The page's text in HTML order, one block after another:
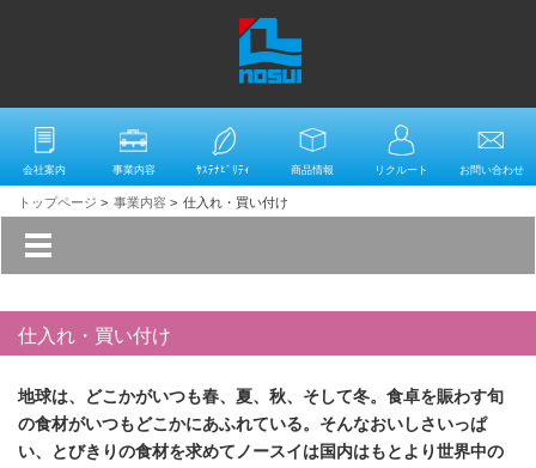
会社案内 事業内容 ｻｽﾃﾅﾋﾞﾘﾃｨ 商品情報 リクルート お問い合わせ
トップページ > 事業内容 > 仕入れ・買い付け
仕入れ・買い付け
地球は、どこかがいつも春、夏、秋、そして冬。食卓を賑わす旬
の食材がいつもどこかにあふれている。そんなおいしさいっぱ
い、とびきりの食材を求めてノースイは国内はもとより世界中の